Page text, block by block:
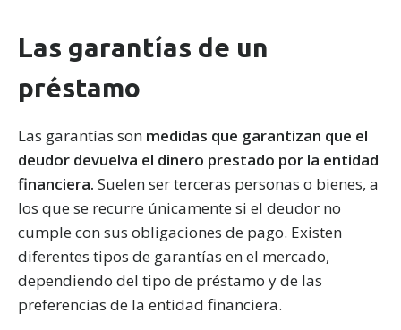
Las garantías de un
préstamo
Las garantías son medidas que garantizan que el
deudor devuelva el dinero prestado por la entidad
financiera. Suelen ser terceras personas o bienes, a
los que se recurre únicamente si el deudor no
cumple con sus obligaciones de pago. Existen
diferentes tipos de garantías en el mercado,
dependiendo del tipo de préstamo y de las
preferencias de la entidad financiera.